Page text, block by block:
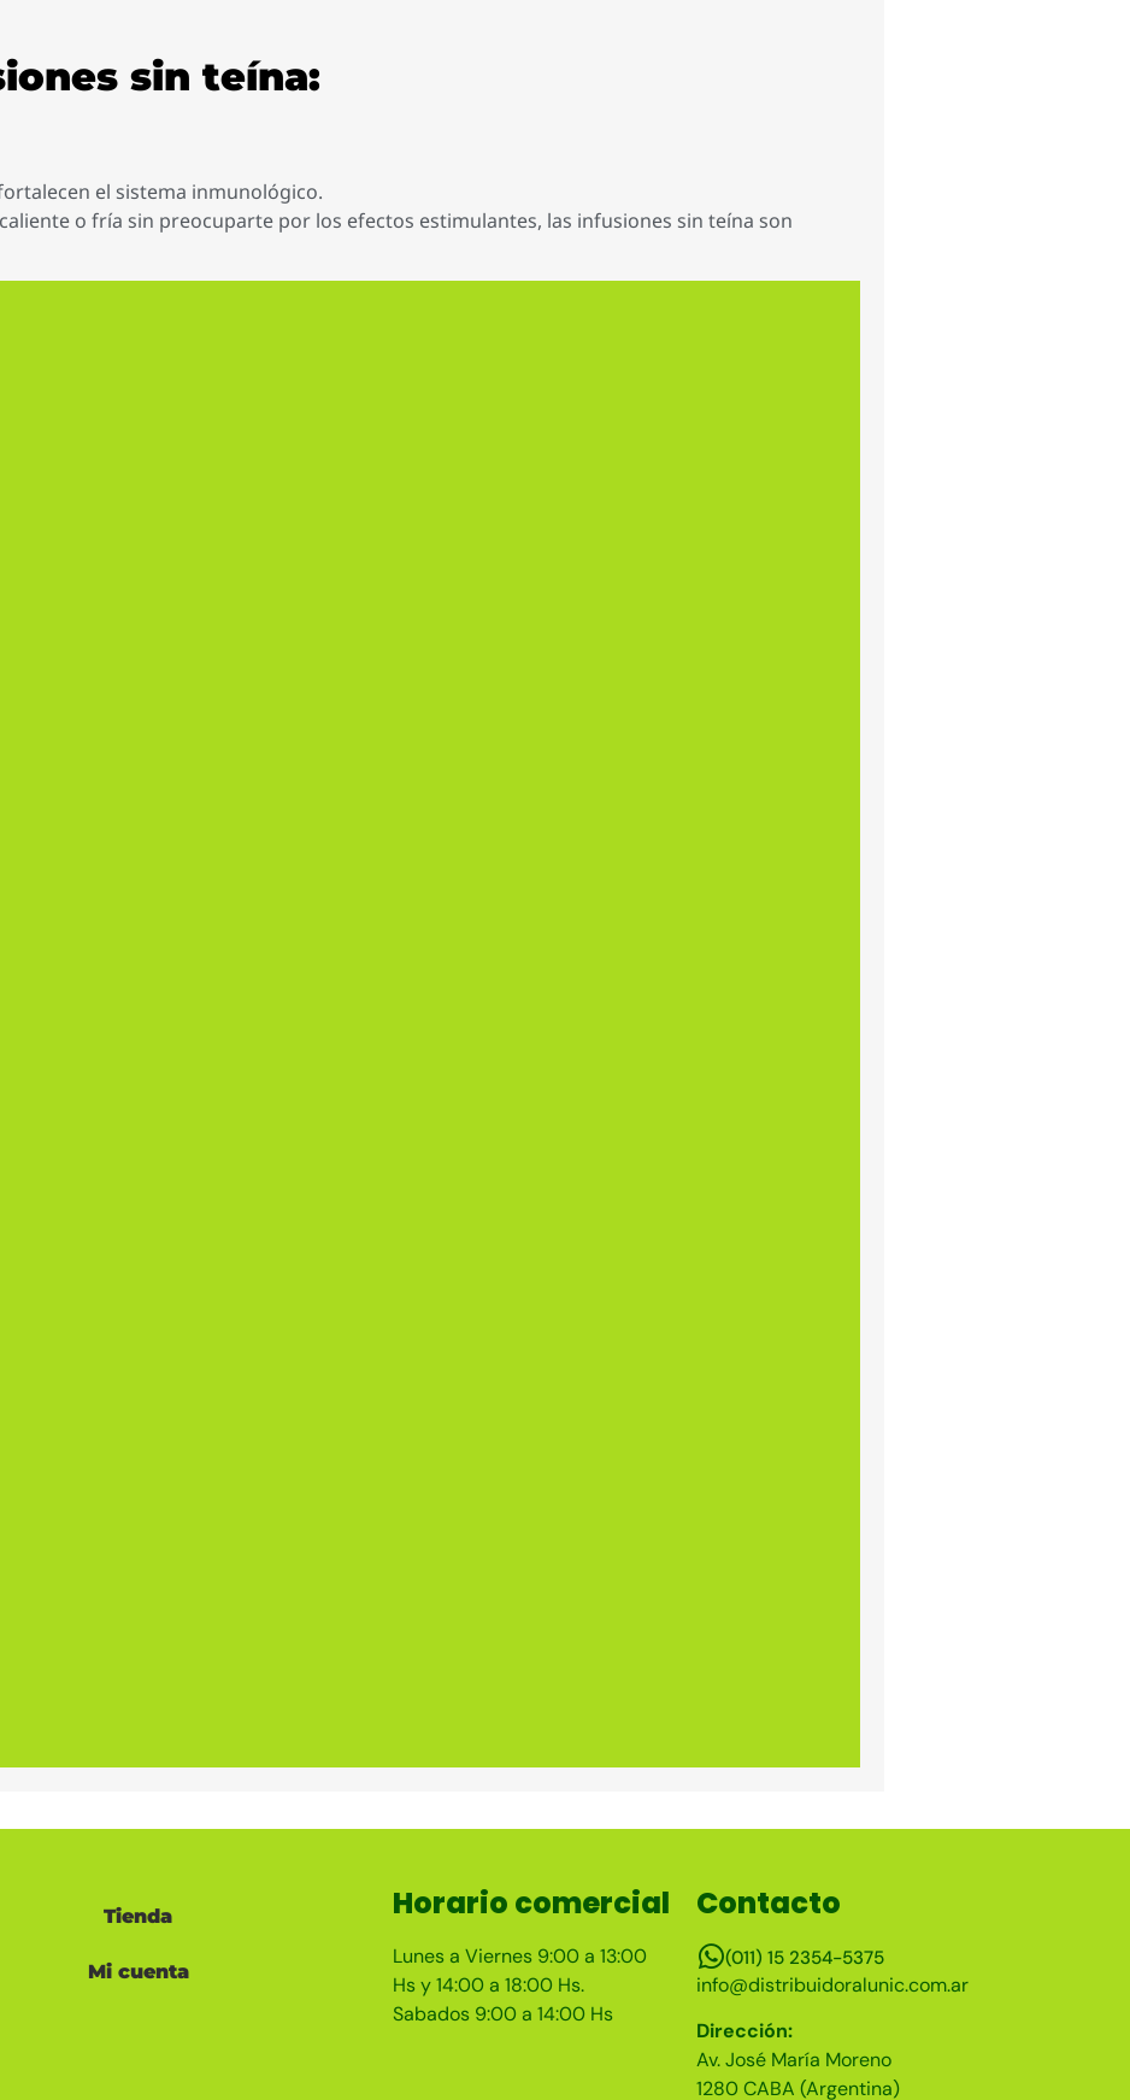
sin teína:
el sistema inmunológico.
o fría sin preocuparte por los efectos estimulantes, las infusiones sin teína son
Tienda
Mi cuenta
Horario comercial
Lunes a Viernes 9:00 a 13:00
Hs y 14:00 a 18:00 Hs.
Sabados 9:00 a 14:00 Hs
Contacto
(011) 15 2354-5375
info@distribuidoralunic.com.ar
Dirección:
Av. José María Moreno
1280 CABA (Argentina)